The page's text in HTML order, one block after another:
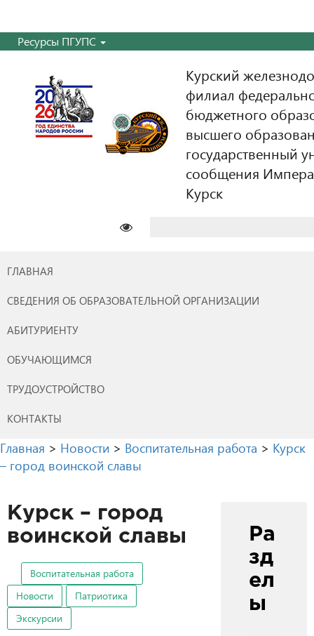
Ресурсы ПГУПС
Курский
филиал
бюджетного
высшего
государственный
сообщения
Курск
ГЛАВНАЯ
СВЕДЕНИЯ ОБ ОБРАЗОВАТЕЛЬНОЙ ОРГАНИЗАЦИИ
АБИТУРИЕНТУ
ОБУЧАЮЩИМСЯ
ТРУДОУСТРОЙСТВО
КОНТАКТЫ
Главная > Новости > Воспитательная работа > Курск
– город воинской славы
Курск – город
воинской славы
Воспитательная работа
Новости
Патриотика
Экскурсии
Ра
зд
ел
ы